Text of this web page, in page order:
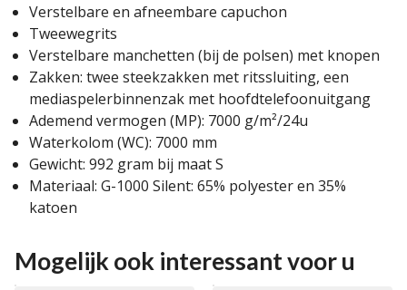
Verstelbare en afneembare capuchon
Tweewegrits
Verstelbare manchetten (bij de polsen) met knopen
Zakken: twee steekzakken met ritssluiting, een
mediaspelerbinnenzak met hoofdtelefoonuitgang
Ademend vermogen (MP): 7000 g/m²/24u
Waterkolom (WC): 7000 mm
Gewicht: 992 gram bij maat S
Materiaal: G-1000 Silent: 65% polyester en 35%
katoen
Mogelijk ook interessant voor u